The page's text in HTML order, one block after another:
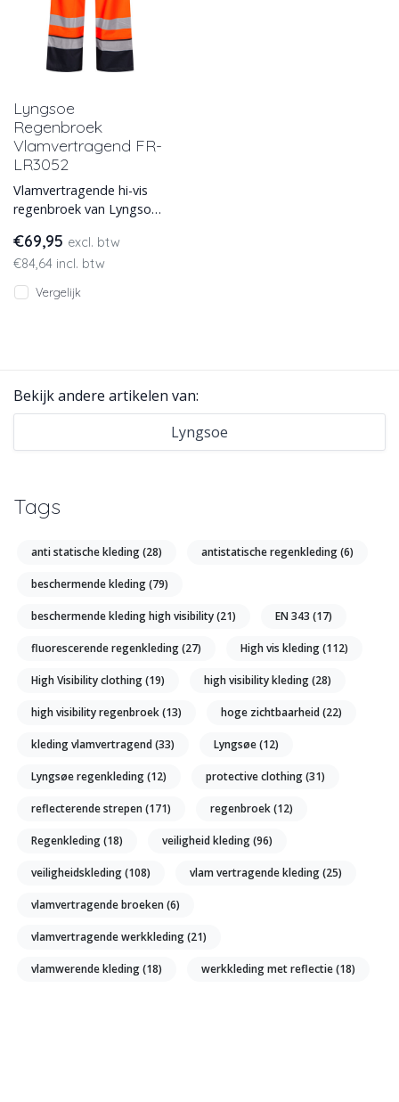
Lyngsoe
Regenbroek
Vlamvertragend FR-
LR3052
Vlamvertragende hi-vis
regenbroek van Lyngsoe,
vlamvertragend.
Leverbaar in 2 kleure
€69,95 excl. btw
€84,64 incl. btw
Vergelijk
Bekijk andere artikelen van:
Lyngsoe
Tags
anti statische kleding(28) antistatische regenkleding(6)
beschermende kleding(79)
beschermende kleding high visibility(21) EN 343 (17)
fluorescerende regenkleding(27) High vis kleding(112)
High Visibility clothing(19) high visibility kleding(28)
high visibility regenbroek(13) hoge zichtbaarheid(22)
kleding vlamvertragend(33) Lyngsøe(12)
Lyngsøe regenkleding(12) protective clothing(31)
reflecterende strepen(171) regenbroek(12)
Regenkleding(18) veiligheid kleding(96)
veiligheidskleding(108) vlam vertragende kleding(25)
vlamvertragende broeken(6)
vlamvertragende werkkleding(21)
vlamwerende kleding(18) werkkleding met reflectie(18)